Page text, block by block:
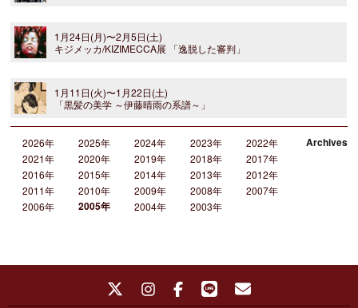
1月24日(月)〜2月5日(土)
キジメッカ/KIZIMECCA展 「逸脱した審判」
1月11日(火)〜1月22日(土)
「黒髪の美学 ～伊藤晴雨の系譜～」
2026年 2025年 2024年 2023年
2022年
2021年
2020年 2019年 2018年
2017年
2016年
2015年 2014年 2013年
2012年
2011年
2010年 2009年 2008年
2007年
2006年
2005年 2004年 2003年
Archives